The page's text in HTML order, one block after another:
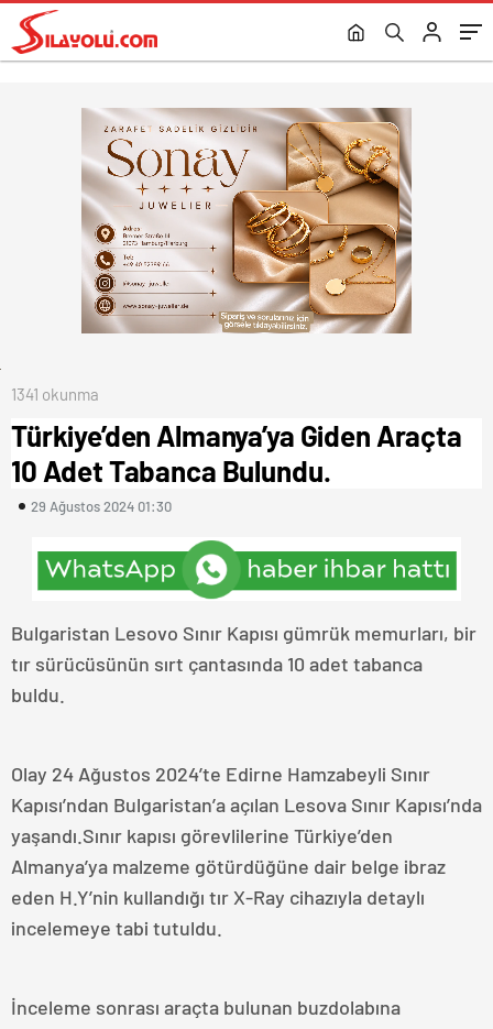
1341 okunma
Türkiye’den Almanya’ya Giden Araçta
10 Adet Tabanca Bulundu.
29 Ağustos 2024 01:30
Bulgaristan Lesovo Sınır Kapısı gümrük memurları, bir
tır sürücüsünün sırt çantasında 10 adet tabanca
buldu.
Olay 24 Ağustos 2024’te Edirne Hamzabeyli Sınır
Kapısı’ndan Bulgaristan’a açılan Lesova Sınır Kapısı’nda
yaşandı.Sınır kapısı görevlilerine Türkiye’den
Almanya’ya malzeme götürdüğüne dair belge ibraz
eden H.Y’nin kullandığı tır X-Ray cihazıyla detaylı
incelemeye tabi tutuldu.
İnceleme sonrası araçta bulunan buzdolabına